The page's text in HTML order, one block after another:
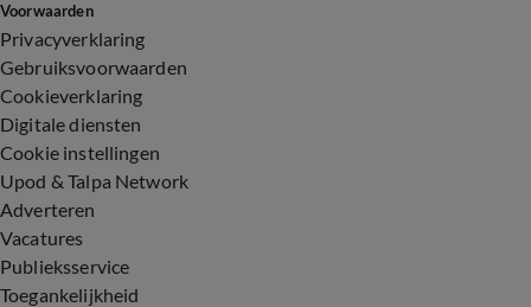
Voorwaarden
Privacyverklaring
Gebruiksvoorwaarden
Cookieverklaring
Digitale diensten
Cookie instellingen
Upod & Talpa Network
Adverteren
Vacatures
Publieksservice
Toegankelijkheid